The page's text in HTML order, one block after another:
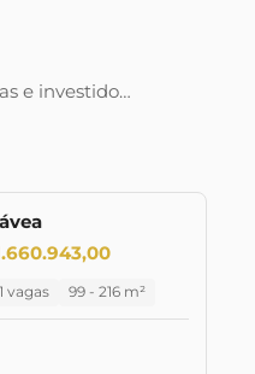
e investido…
vagas 99 - 216 m²